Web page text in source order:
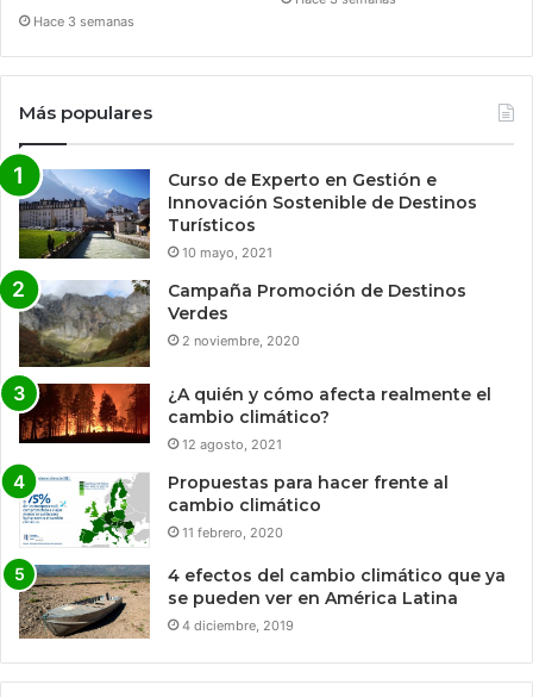
Hace 3 semanas
Más populares
Curso de Experto en Gestión e
Innovación Sostenible de Destinos
Turísticos
10 mayo, 2021
Campaña Promoción de Destinos
Verdes
2 noviembre, 2020
¿A quién y cómo afecta realmente el
cambio climático?
12 agosto, 2021
Propuestas para hacer frente al
cambio climático
11 febrero, 2020
4 efectos del cambio climático que ya
se pueden ver en América Latina
4 diciembre, 2019